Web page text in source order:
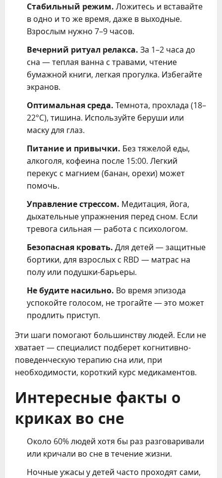
Стабильный режим. Ложитесь и вставайте
в одно и то же время, даже в выходные.
Взрослым нужно 7–9 часов.
Вечерний ритуал релакса. За 1–2 часа до
сна — теплая ванна с травами, чтение
бумажной книги, легкая прогулка. Избегайте
экранов.
Оптимальная среда. Темнота, прохлада (18–
22°C), тишина. Используйте беруши или
маску для глаз.
Питание и привычки. Без тяжелой еды,
алкоголя, кофеина после 15:00. Легкий
перекус с магнием (банан, орехи) может
помочь.
Управление стрессом. Медитация, йога,
дыхательные упражнения перед сном. Если
тревога сильная — работа с психологом.
Безопасная кровать. Для детей — защитные
бортики, для взрослых с RBD — матрас на
полу или подушки-барьеры.
Не будите насильно. Во время эпизода
успокойте голосом, не трогайте — это может
продлить приступ.
Эти шаги помогают большинству людей. Если не
хватает — специалист подберет когнитивно-
поведенческую терапию сна или, при
необходимости, короткий курс медикаментов.
Интересные факты о
криках во сне
Около 60% людей хотя бы раз разговаривали
или кричали во сне в течение жизни.
Ночные ужасы у детей часто проходят сами,